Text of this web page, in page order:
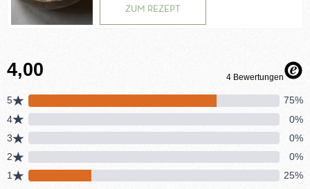
ZUM REZEPT